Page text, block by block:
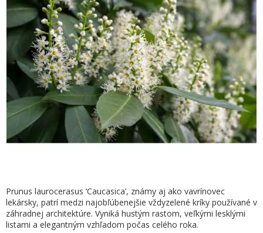
Prunus laurocerasus ‘Caucasica’, známy aj ako vavrínovec
lekársky, patrí medzi najobľúbenejšie vždyzelené kríky používané v
záhradnej architektúre. Vyniká hustým rastom, veľkými lesklými
listami a elegantným vzhľadom počas celého roka.